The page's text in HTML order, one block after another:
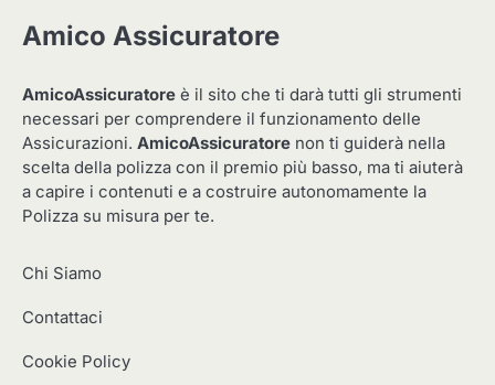
Amico Assicuratore
AmicoAssicuratore è il sito che ti darà tutti gli strumenti
necessari per comprendere il funzionamento delle
Assicurazioni. AmicoAssicuratore non ti guiderà nella
scelta della polizza con il premio più basso, ma ti aiuterà
a capire i contenuti e a costruire autonomamente la
Polizza su misura per te.
Chi Siamo
Contattaci
Cookie Policy